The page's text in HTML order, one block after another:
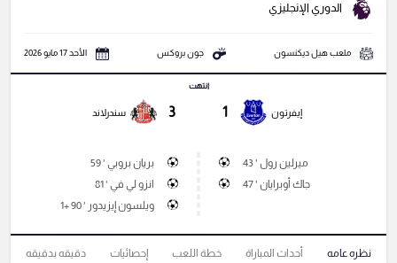
الدوري الإنجليزي
ملعب هيل ديكنسون جون بروكس الأحد 17 مايو 2026
إيفرتون 1
انتهت
3 سندرلاند
ميرلين رول ' 43
جاك أوبرايان ' 47
بريان بروبي ' 59
انزو لي في ' 81
ويلسون إيزيدور ' 90 +1
نظره عامه أحداث المباراة خطة اللعب إحصائيات دقيقه بدقيقه